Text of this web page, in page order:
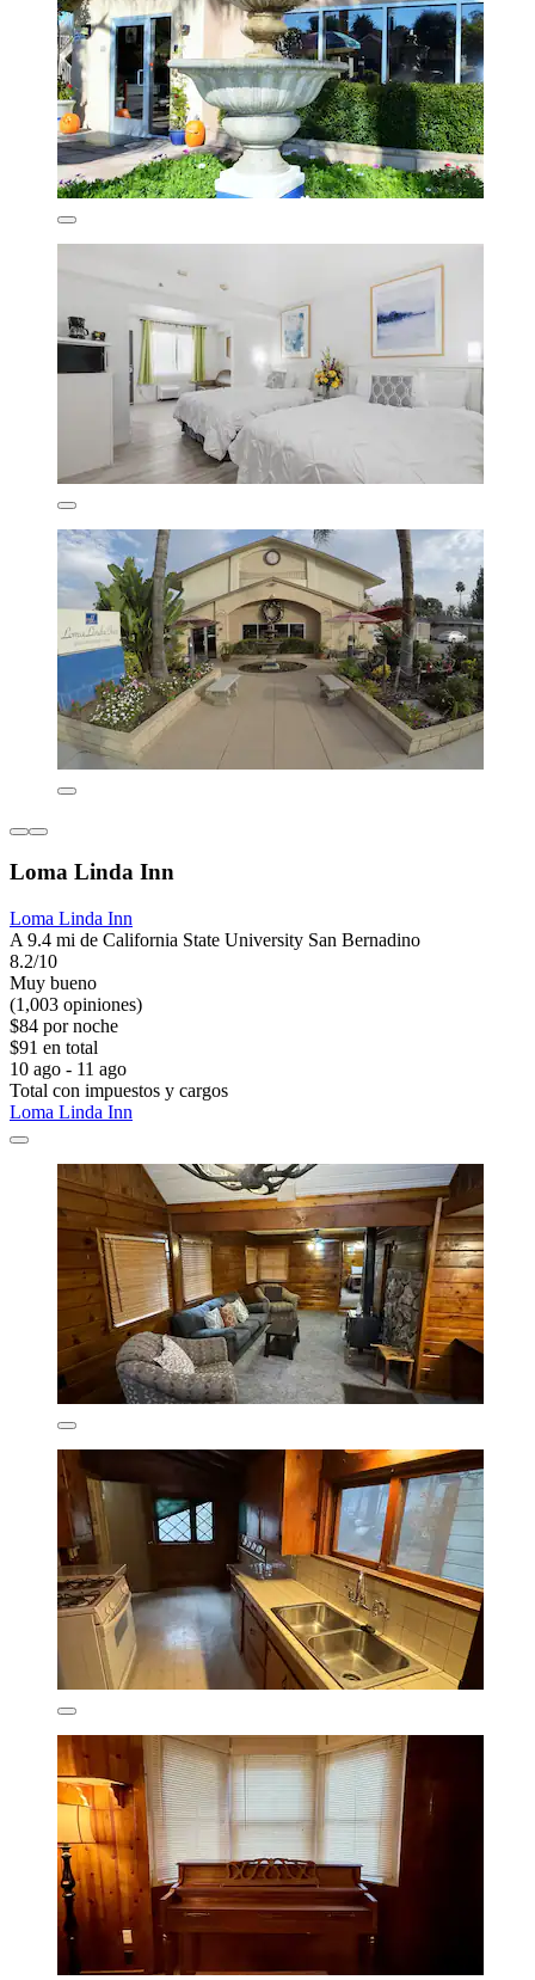
Loma Linda Inn
Loma Linda Inn
A 9.4 mi de California State University San Bernadino
8.2/10
Muy bueno
(1,003 opiniones)
$84 por noche
$91 en total
10 ago - 11 ago
Total con impuestos y cargos
Loma Linda Inn